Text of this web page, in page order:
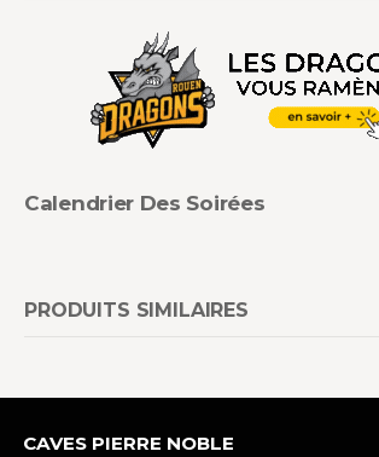
Calendrier Des Soirées
PRODUITS SIMILAIRES
CAVES PIERRE NOBLE